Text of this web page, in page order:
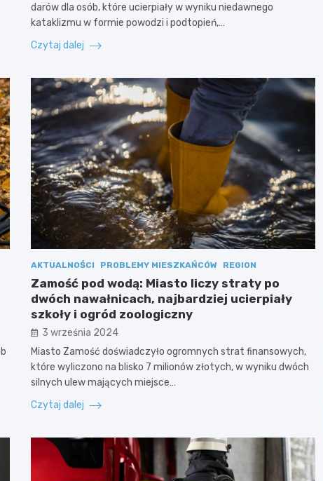
darów dla osób, które ucierpiały w wyniku niedawnego
kataklizmu w formie powodzi i podtopień,…
Czytaj dalej
AKTUALNOŚCI PROBLEMY MIESZKAŃCÓW REGION
Zamość pod wodą: Miasto liczy straty po
dwóch nawałnicach, najbardziej ucierpiały
szkoły i ogród zoologiczny
3 września 2024
Miasto Zamość doświadczyło ogromnych strat finansowych,
które wyliczono na blisko 7 milionów złotych, w wyniku dwóch
silnych ulew mających miejsce…
Czytaj dalej